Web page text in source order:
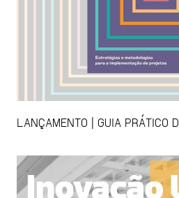
LANÇAMENTO | GUIA PRÁTICO